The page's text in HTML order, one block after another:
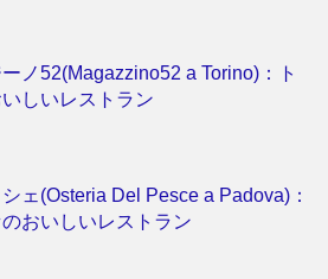
ノ52(Magazzino52 a Torino)：ト
しいレストラン
ェ(Osteria Del Pesce a Padova)：
おいしいレストラン